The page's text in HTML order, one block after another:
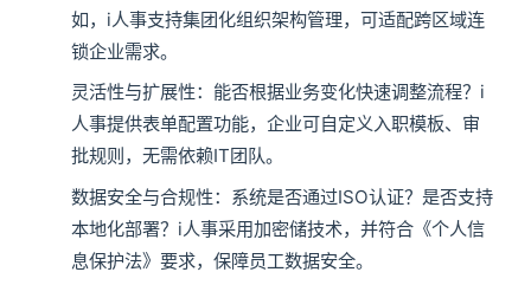
如，i人事支持集团化组织架构管理，可适配跨区域连
锁企业需求。
灵活性与扩展性：能否根据业务变化快速调整流程？i
人事提供表单配置功能，企业可自定义入职模板、审
批规则，无需依赖IT团队。
数据安全与合规性：系统是否通过ISO认证？是否支持
本地化部署？i人事采用加密储技术，并符合《个人信
息保护法》要求，保障员工数据安全。